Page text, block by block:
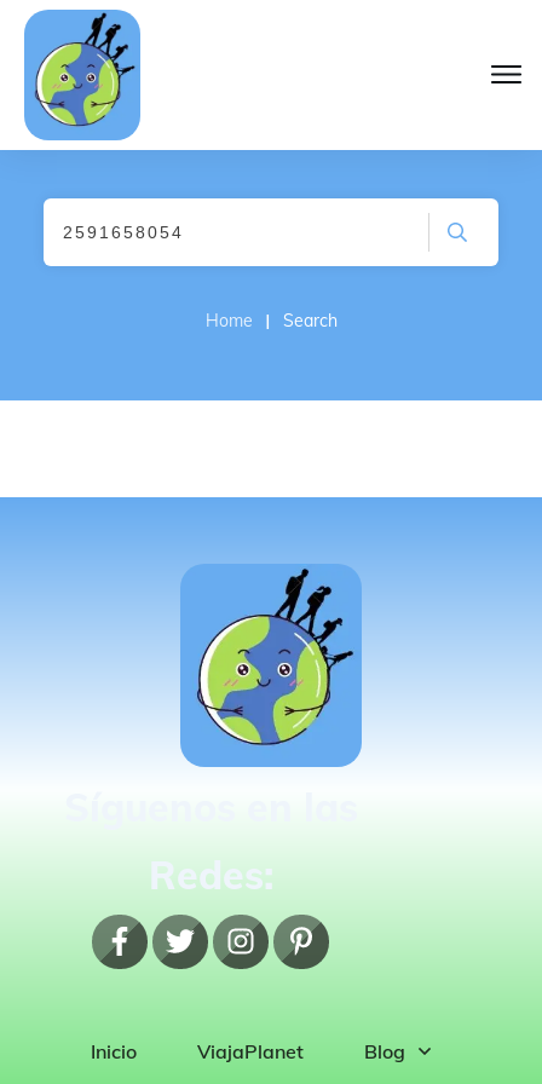
Home I Search
Redes:
Inicio ViajaPlanet
Blog